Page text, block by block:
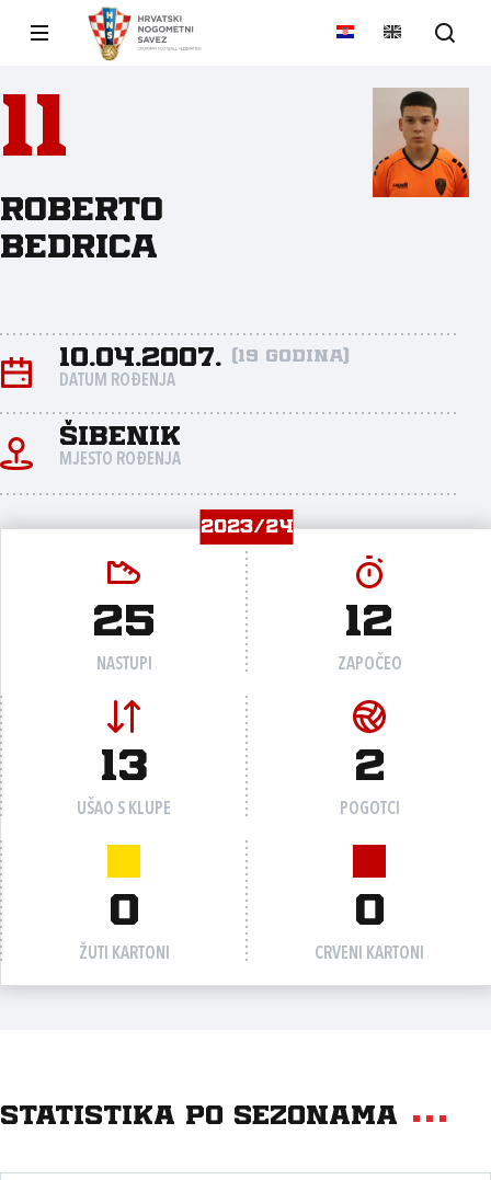
11
Roberto
Bedrica
10.04.2007. (19 godina)
DATUM ROĐENJA
Šibenik
MJESTO ROĐENJA
2023/24
25
NASTUPI
12
ZAPOČEO
13
UŠAO S KLUPE
2
POGOTCI
0
ŽUTI KARTONI
0
CRVENI KARTONI
Statistika po sezonama